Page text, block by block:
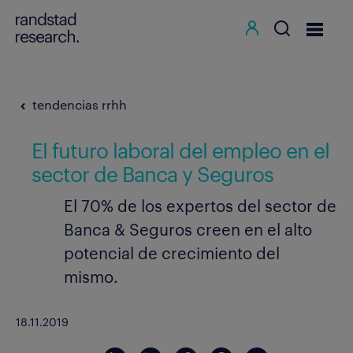
tendencias rrhh
El futuro laboral del empleo en el
sector de Banca y Seguros
El 70% de los expertos del sector de
Banca & Seguros creen en el alto
potencial de crecimiento del
mismo.
18.11.2019